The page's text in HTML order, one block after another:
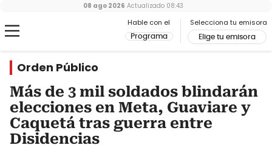
Hable con el
Programa
Selecciona tu emisora
Elige tu emisora
08 ago 2026 Actualizado 08:43
Orden Público
Más de 3 mil soldados blindarán
elecciones en Meta, Guaviare y
Caquetá tras guerra entre
Disidencias